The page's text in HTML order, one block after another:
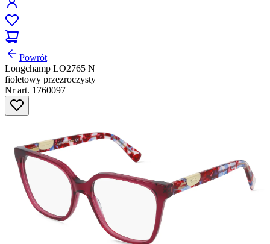
Powrót
Longchamp LO2765 N
fioletowy przezroczysty
Nr art. 1760097